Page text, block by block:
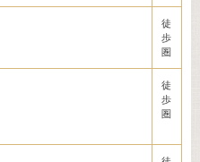
徒
歩
圏
徒
歩
圏